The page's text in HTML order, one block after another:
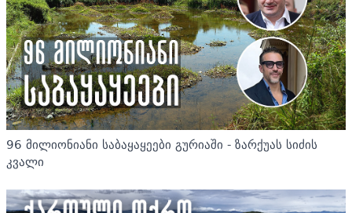
96 მილიონიანი საბაყაყეები გურიაში - ზარქუას სიძის
კვალი